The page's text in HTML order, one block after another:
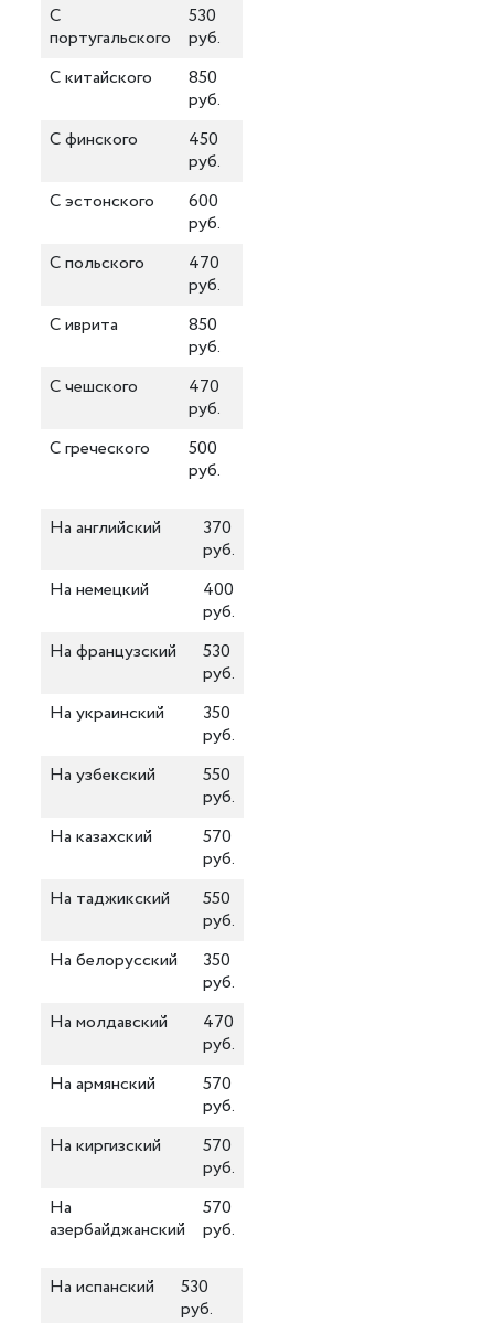
С
португальского
530
руб.
С китайского
850
руб.
С финского
450
руб.
С эстонского
600
руб.
С польского
470
руб.
С иврита
850
руб.
С чешского
470
руб.
С греческого
500
руб.
На английский
370
руб.
На немецкий
400
руб.
На французский
530
руб.
На украинский
350
руб.
На узбекский
550
руб.
На казахский
570
руб.
На таджикский
550
руб.
На белорусский
350
руб.
На молдавский
470
руб.
На армянский
570
руб.
На киргизский
570
руб.
На
азербайджанский
570
руб.
На испанский
530
руб.